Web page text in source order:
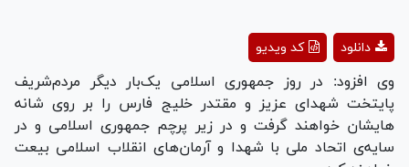
Play
Video
کد ویدیو دانلود
وی افزود: در روز جمهوری اسلامی یک‌بار دیگر مردم‌شریف
پایتخت شهدای عزیز و مقتدر خلیج فارس را بر روی شانه
هایشان خواهند گرفت و در زیر پرچم جمهوری اسلامی و در
سایه‌ی اتحاد ملی با شهدا و آرمان‌های انقلاب اسلامی بیعت